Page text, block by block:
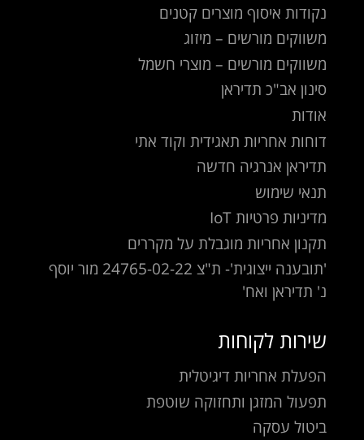
נקודות איסוף מוצרים קטנים
משווקים מורשים – מיזוג
משווקים מורשים – מוצרי חשמל
סינון אב"כ תדיראן
אודות
דוחות אחריות תאגידית וקוד אתי
תדיראן אנרגיה חדשה
תנאי שימוש
מדיניות פרטיות IoT
תקנון אחריות מוגבלת על מקררים
'תובענה ייצוגית'- ת"צ 24765-02-22 מור יוסף
נ' תדיראן ואח'
שירות לקוחות
הפעלת אחריות דיגיטלית
תפעול המזגן ותחזוקה שוטפת
ביטול עסקה